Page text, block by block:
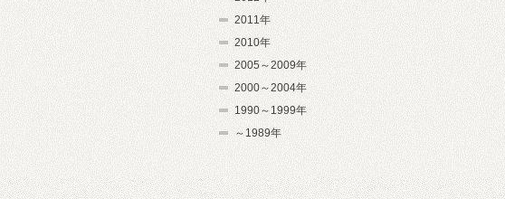
2011年
2010年
2005～2009年
2000～2004年
1990～1999年
～1989年